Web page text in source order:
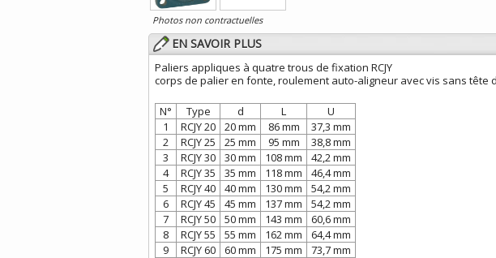
Photos non contractuelles
EN SAVOIR PLUS
Paliers appliques à quatre trous de fixation RCJY
corps de palier en fonte, roulement auto-aligneur avec vis sans tête
N° Type d L
U
1
RCJY 20 20 mm 86 mm
37,3 mm
2
RCJY 25 25 mm 95 mm
38,8 mm
3
RCJY 30 30 mm 108 mm
42,2 mm
4
RCJY 35 35 mm 118 mm
46,4 mm
5
RCJY 40 40 mm 130 mm
54,2 mm
6
RCJY 45 45 mm 137 mm
54,2 mm
7
RCJY 50 50 mm 143 mm
60,6 mm
8
RCJY 55 55 mm 162 mm
64,4 mm
9
RCJY 60 60 mm 175 mm
73,7 mm